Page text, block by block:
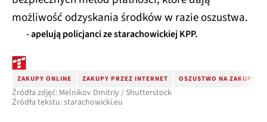
możliwość odzyskania środków w razie oszustwa.
- apelują policjanci ze starachowickiej KPP.
ZAKUPY ONLINE ZAKUPY PRZEZ INTERNET OSZUSTWO NA ZAKUPY
Źródła zdjęć: Melnikov Dmitriy / Shutterstock
Źródła tekstu: starachowicki.eu